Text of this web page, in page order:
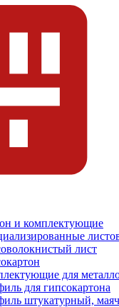
и комплектующие
лист
для
для гипсокартона
штукатурный,